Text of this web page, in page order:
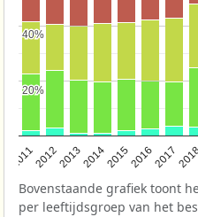
2011201220132014201520162017
20%
20%
40%
40%
Bovenstaande grafiek toont
per leeftijdsgroep van het